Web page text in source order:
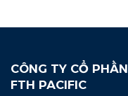
CÔNG TY CỔ PHẦN
FTH PACIFIC